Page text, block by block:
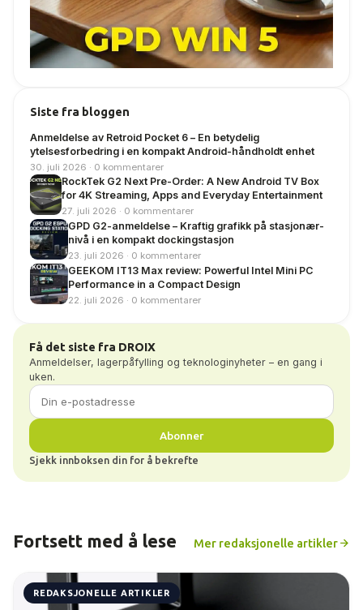
Siste fra bloggen
Anmeldelse av Retroid Pocket 6 – En betydelig
ytelsesforbedring i en kompakt Android-håndholdt enhet
30. juli 2026 · 0 kommentarer
RockTek G2 Next Pre-Order: A New Android TV Box
for 4K Streaming, Apps and Everyday Entertainment
27. juli 2026 · 0 kommentarer
GPD G2-anmeldelse – Kraftig grafikk på stasjonær-
nivå i en kompakt dockingstasjon
23. juli 2026 · 0 kommentarer
GEEKOM IT13 Max review: Powerful Intel Mini PC
Performance in a Compact Design
22. juli 2026 · 0 kommentarer
Få det siste fra DROIX
Anmeldelser, lagerpåfylling og teknologinyheter – en gang i
uken.
Abonner
Sjekk innboksen din for å bekrefte
Fortsett med å lese Mer redaksjonelle artikler
REDAKSJONELLE ARTIKLER